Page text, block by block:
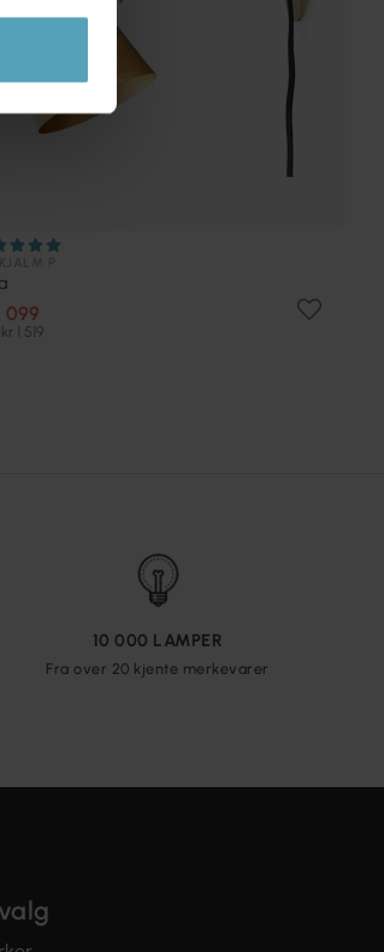
099
1 519
10 000 LAMPER
Fra over 20 kjente merkevarer